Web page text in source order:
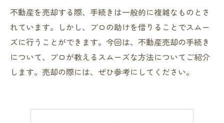
不動産を売却する際、手続きは一般的に複雑なものとさ
れています。しかし、プロの助けを借りることでスムー
ズに行うことができます。今回は、不動産売却の手続き
について、プロが教えるスムーズな方法についてご紹介
します。売却の際には、ぜひ参考にしてください。